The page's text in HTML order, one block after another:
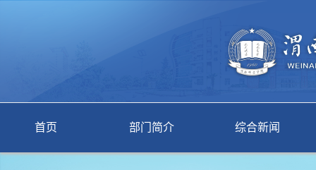
首页 部门简介 综合新闻